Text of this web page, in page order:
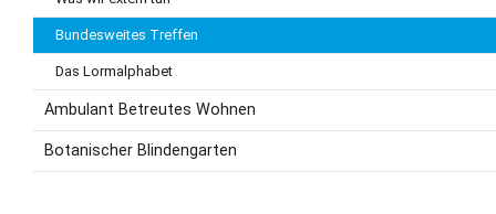
Bundesweites Treffen
Das Lormalphabet
Ambulant Betreutes Wohnen
Botanischer Blindengarten